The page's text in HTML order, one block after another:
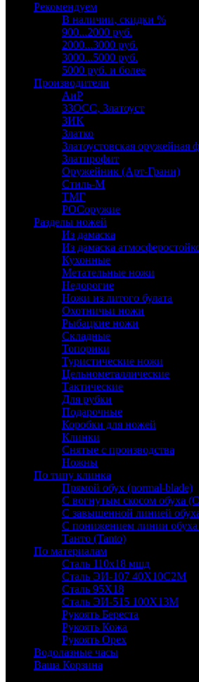
Рекомендуем
В наличии, скидки %
900...2000 руб.
2000...3000 руб.
3000...5000 руб.
5000 руб. и более
Производители
АиР
ЗЗОСС, Златоуст
ЗИК
Златко
Златоустовская оружейная
Златпрофит
Оружейник (Арт-Грани)
Стиль-М
ТМГ
РОСоружие
Разделы ножей
Из дамаска
Из дамаска
Кухонные
Метательные ножи
Недорогие
Ножи из литого булата
Охотничьи ножи
Рыбацкие ножи
Складные
Топорики
Туристические ножи
Цельнометаллические
Тактические
Для рубки
Подарочные
Коробки для ножей
Клинки
Снятые с производства
Ножны
По типу клинка
Прямой обух (normal-blade)
С вогнутым скосом обуха
С завышенной линией
С понижением линии
Танто (Tanto)
По материалам
Сталь 110х18 мшд
Сталь ЭИ-107 40Х10С2М
Сталь 95Х18
Сталь ЭИ-515 100Х13М
Рукоять Береста
Рукоять Кожа
Рукоять Орех
Водолазные часы
Ваша Корзина